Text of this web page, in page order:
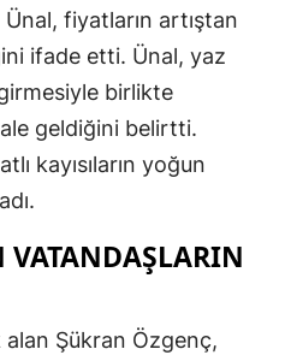
Kars
Kayseri
Konya
fiyatların artıştan
ifade etti. Ünal, yaz
birlikte
geldiğini belirtti.
kayısıların yoğun
VATANDAŞLARIN
Şükran Özgenç,